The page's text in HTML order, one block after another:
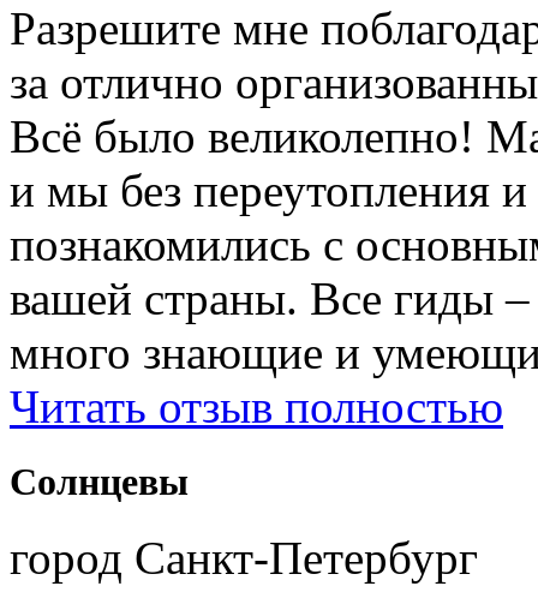
Разрешите мне
за отлично
Всë было великолепно!
и мы без переутопления
познакомились с
вашей страны. Все гиды
много знающие и
Читать отзыв полностью
Солнцевы
город Санкт-Петербург